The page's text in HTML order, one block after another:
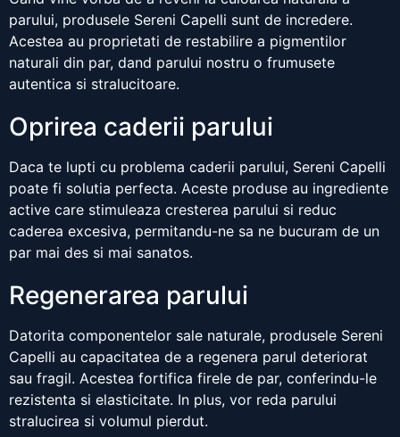
parului, produsele Sereni Capelli sunt de incredere.
Acestea au proprietati de restabilire a pigmentilor
naturali din par, dand parului nostru o frumusete
autentica si stralucitoare.
Oprirea caderii parului
Daca te lupti cu problema caderii parului, Sereni Capelli
poate fi solutia perfecta. Aceste produse au ingrediente
active care stimuleaza cresterea parului si reduc
caderea excesiva, permitandu-ne sa ne bucuram de un
par mai des si mai sanatos.
Regenerarea parului
Datorita componentelor sale naturale, produsele Sereni
Capelli au capacitatea de a regenera parul deteriorat
sau fragil. Acestea fortifica firele de par, conferindu-le
rezistenta si elasticitate. In plus, vor reda parului
stralucirea si volumul pierdut.